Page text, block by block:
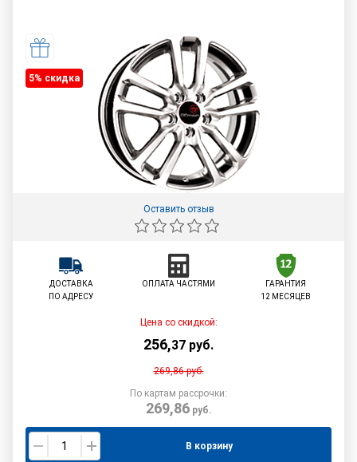
5% cкидка
Оставить отзыв
ДОСТАВКА
ПО АДРЕСУ
ОПЛАТА ЧАСТЯМИ
ГАРАНТИЯ
12 МЕСЯЦЕВ
Цена со скидкой:
256,37 руб.
269,86руб.
По картам рассрочки:
269,86руб.
В корзину